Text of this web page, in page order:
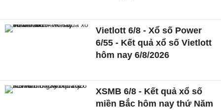
Vietlott 6/8 - Xổ số Power
6/55 - Kết quả xổ số Vietlott
hôm nay 6/8/2026
XSMB 6/8 - Kết quả xổ số
miền Bắc hôm nay thứ Năm